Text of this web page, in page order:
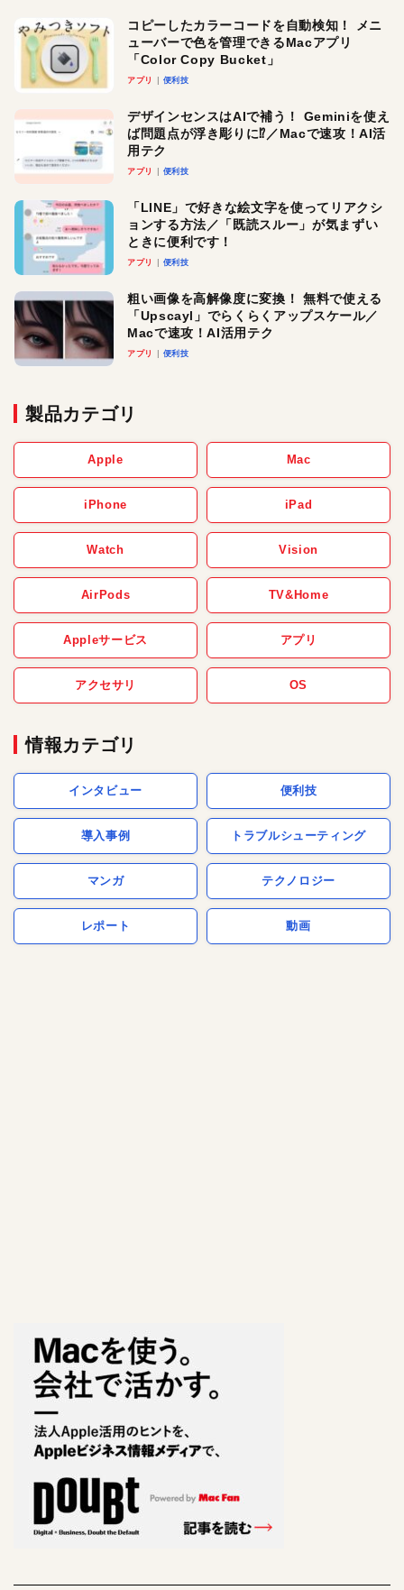
コピーしたカラーコードを自動検知！ メニ
ューバーで色を管理できるMacアプリ
「Color Copy Bucket」
アプリ 便利技
デザインセンスはAIで補う！ Geminiを使え
ば問題点が浮き彫りに⁉︎／Macで速攻！AI活
用テク
アプリ 便利技
「LINE」で好きな絵文字を使ってリアクシ
ョンする方法／「既読スルー」が気まずい
ときに便利です！
アプリ 便利技
粗い画像を高解像度に変換！ 無料で使える
「Upscayl」でらくらくアップスケール／
Macで速攻！AI活用テク
アプリ 便利技
製品カテゴリ
Apple Mac
iPhone iPad
Watch Vision
AirPods TV&Home
Appleサービス アプリ
アクセサリ OS
情報カテゴリ
インタビュー 便利技
導入事例 トラブルシューティング
マンガ テクノロジー
レポート 動画